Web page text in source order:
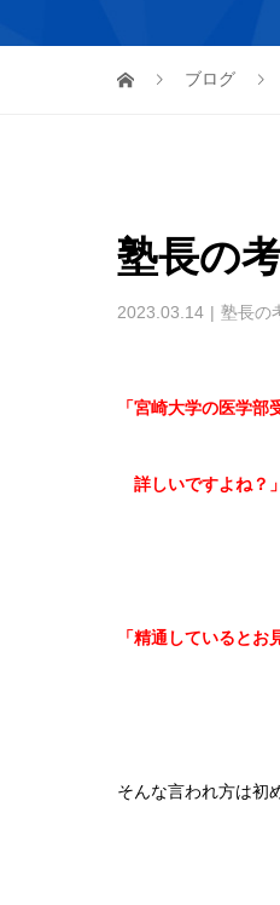
ブログ
塾長の
2023.03.14 塾長の
「宮崎大学の医学部
詳しいですよね？」
「精通しているとお
そんな言われ方は初